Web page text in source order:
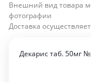
Внешний вид товара
фотографии
Доставка
Декарис таб. 50мг